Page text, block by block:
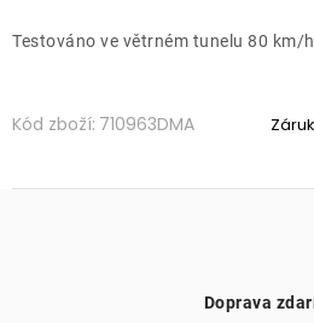
Testováno ve větrném tunelu 80 km/
Kód zboží: 710963DMA
Doprava